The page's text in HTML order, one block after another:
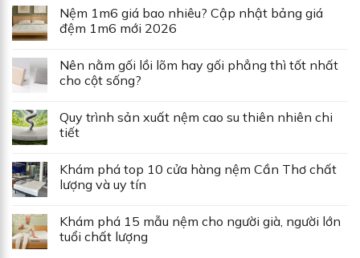
Nệm 1m6 giá bao nhiêu? Cập nhật bảng giá
đệm 1m6 mới 2026
Nên nằm gối lồi lõm hay gối phẳng thì tốt nhất
cho cột sống?
Quy trình sản xuất nệm cao su thiên nhiên chi
tiết
Khám phá top 10 cửa hàng nệm Cần Thơ chất
lượng và uy tín
Khám phá 15 mẫu nệm cho người già, người lớn
tuổi chất lượng